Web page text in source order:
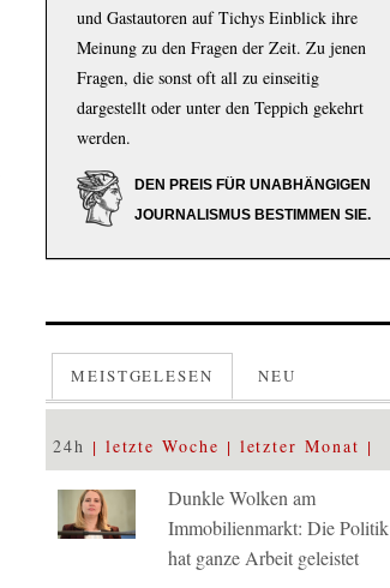
und Gastautoren auf Tichys Einblick ihre
Meinung zu den Fragen der Zeit. Zu jenen
Fragen, die sonst oft all zu einseitig
dargestellt oder unter den Teppich gekehrt
werden.
DEN PREIS FÜR UNABHÄNGIGEN
JOURNALISMUS BESTIMMEN SIE.
MEISTGELESEN NEU
24h letzte Woche letzter Monat
Dunkle Wolken am
Immobilienmarkt: Die Politik
hat ganze Arbeit geleistet